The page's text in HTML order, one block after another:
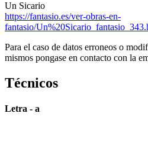
Un Sicario
https://fantasio.es/ver-obras-en-
fantasio/
Para el caso de datos erroneos o
mismos pongase en contacto con la
Técnicos
Letra - a